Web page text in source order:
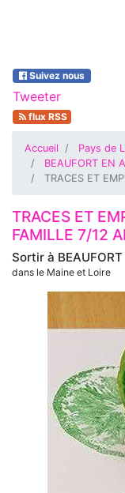
Suivez nous
Tweeter
flux RSS
Accueil Pays de
BEAUFORT EN
TRACES ET
Sortir à
dans le Maine et Loire
TRACES ET
FAMILLE 7/12